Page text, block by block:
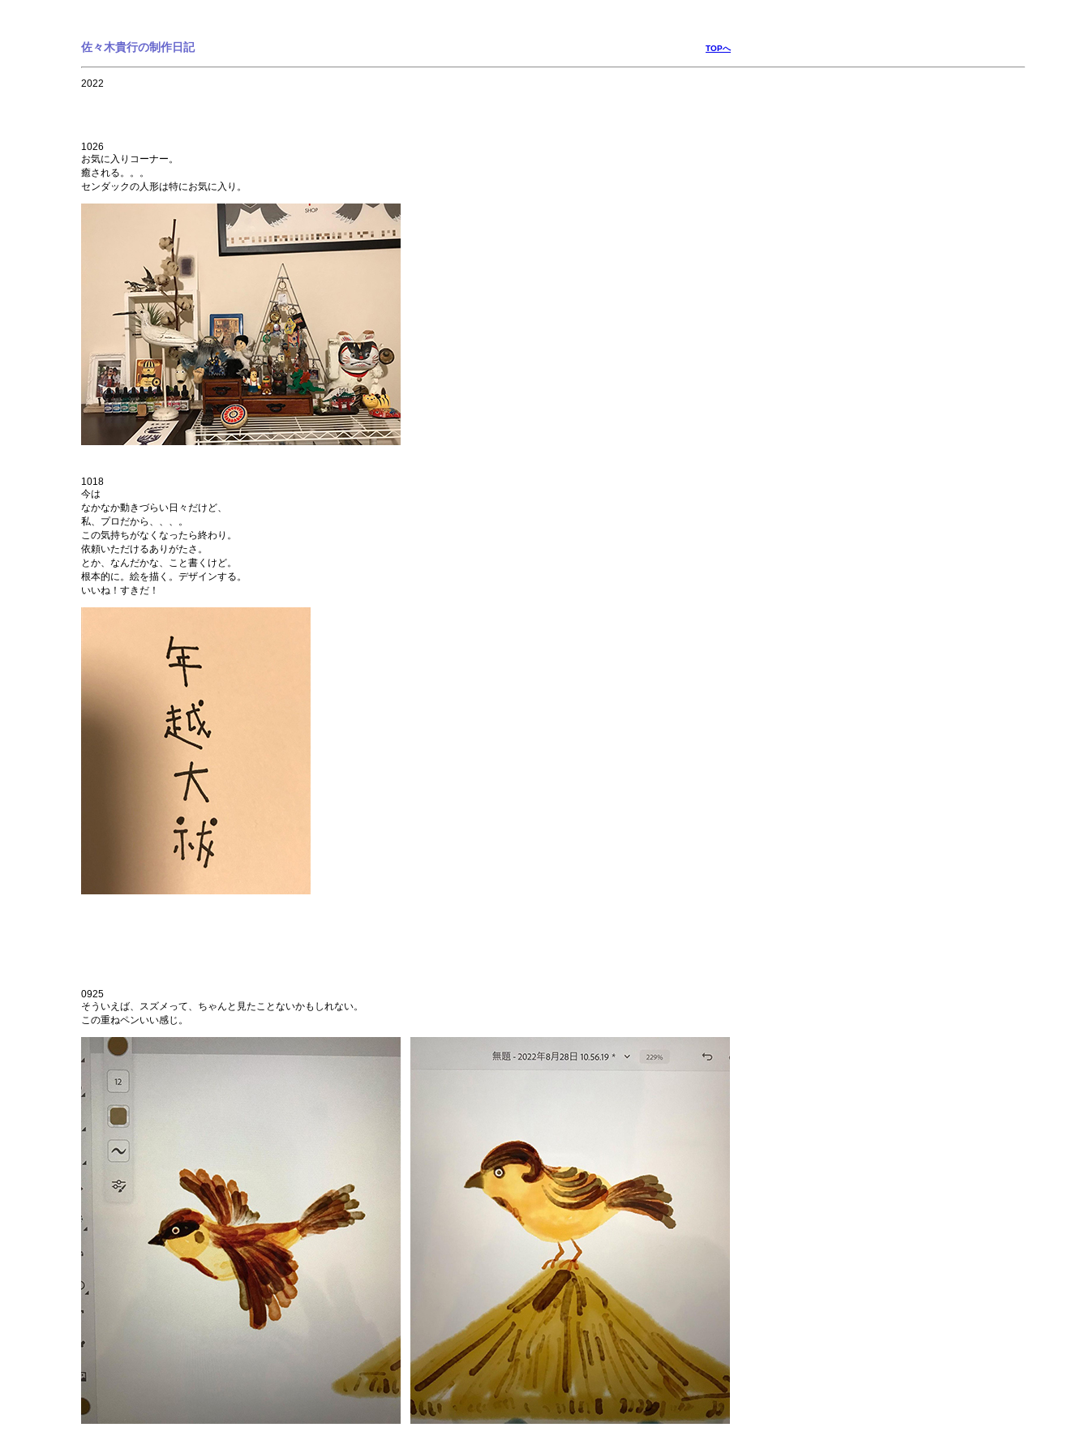
佐々木貴行の制作日記 TOPへ
2022
1026
お気に入りコーナー。
癒される。。。
センダックの人形は特にお気に入り。
1018
今は
なかなか動きづらい日々だけど、
私、プロだから、、、。
この気持ちがなくなったら終わり。
依頼いただけるありがたさ。
とか、なんだかな、こと書くけど。
根本的に。絵を描く。デザインする。
いいね！すきだ！
0925
そういえば、スズメって、ちゃんと見たことないかもしれない。
この重ねペンいい感じ。